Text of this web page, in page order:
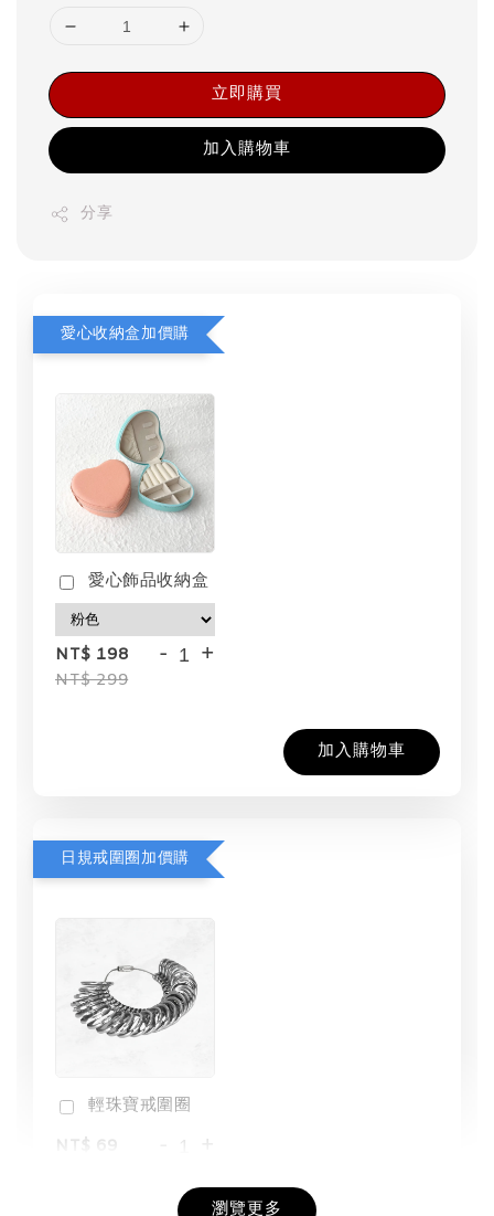
立即購買
加入購物車
分享
愛心收納盒加價購
愛心飾品收納盒
NT$ 198
NT$ 299
- +
加入購物車
日規戒圍圈加價購
輕珠寶戒圍圈
NT$ 69
+
瀏覽更多